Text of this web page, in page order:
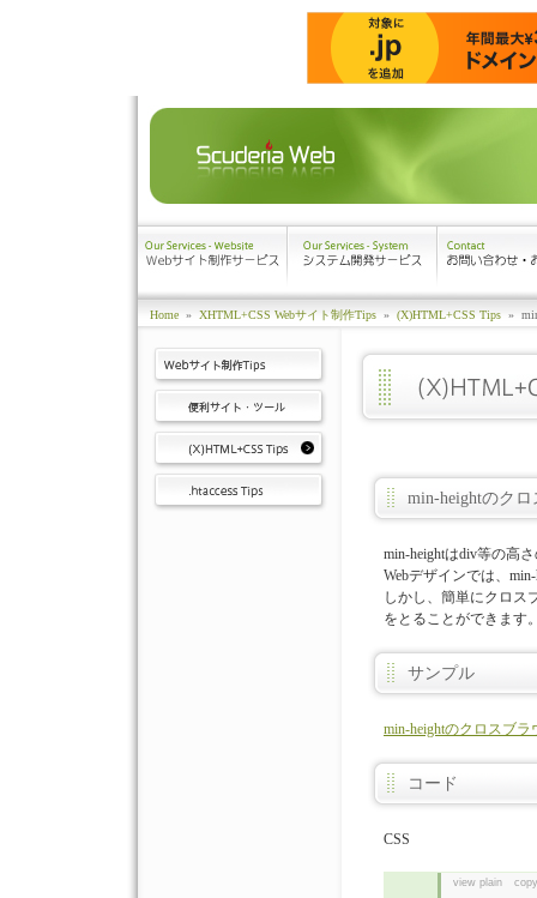
Home » XHTML+CSS Webサイト制作Tips » (X)HTML+CSS Tips »
min-heightのク
min-heightはdiv等の高
Webデザインでは、
しかし、簡単にクロス
をとることができます
サンプル
min-heightのクロスブ
コード
CSS
view plain